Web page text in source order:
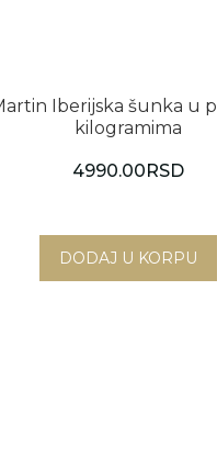
Iberijska šunka u
kilogramima
4990.00RSD